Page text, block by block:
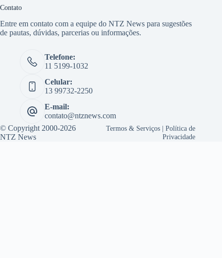
Contato
Entre em contato com a equipe do NTZ News para sugestões
de pautas, dúvidas, parcerias ou informações.
Telefone:
11 5199-1032
Celular:
13 99732-2250
E-mail:
contato@ntznews.com
© Copyright 2000-2026
NTZ News
Termos & Serviços |Política de
Privacidade